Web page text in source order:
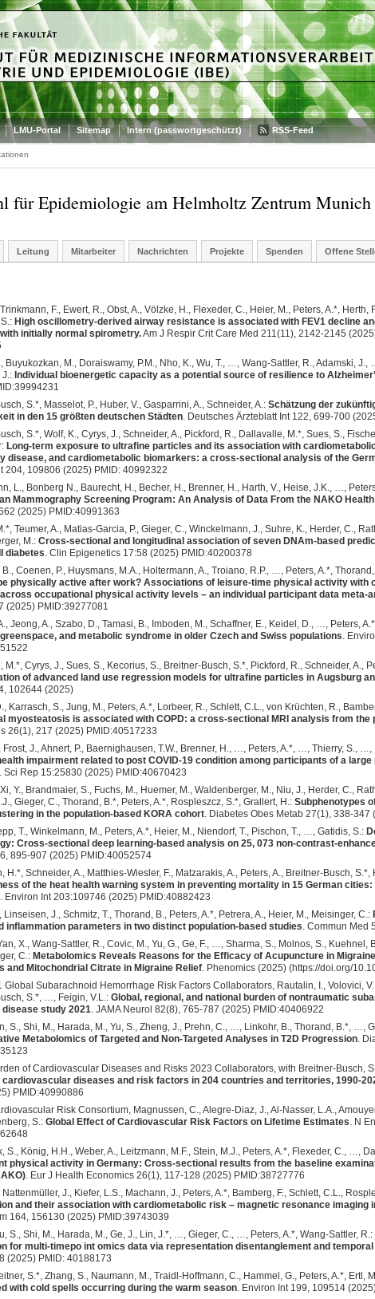
LMU-Portal Sitemap Intern (passwortgeschützt) RSS-Feed
für Epidemiologie am Helmholtz Zentrum Munich
Leitung Mitarbeiter Nachrichten Projekte Spenden Offene
F., Ewert, R., Obst, A., Völzke, H., Flexeder, C., Heier, M., Peters, A.*, Herth,
High oscillometry-derived airway resistance is associated with FEV1 decline
initially normal spirometry.Am J Respir Crit Care Med 211(11), 2142-2145
Buyukozkan, M., Doraiswamy, P.M., Nho, K., Wu, T., …, Wang-Sattler, R., Adamski,
J.: Individual bioenergetic capacity as a potential source of resilience to
S.*, Masselot, P., Huber, V., Gasparrini, A., Schneider, A.:Schätzung der
in den 15 größten deutschen Städten. Deutsches Ärzteblatt Int 122, 699-700
S.*, Wolf, K., Cyrys, J., Schneider, A., Pickford, R., Dallavalle, M.*, Sues, S.,
Long-term exposure to ultrafine particles and its association with
disease, and cardiometabolic biomarkers: a cross-sectional analysis of the
204, 109806 (2025) PMID: 40992322
L., Bonberg N., Baurecht, H., Becher, H., Brenner, H., Harth, V., Heise, J.K., …,
Mammography Screening Program: An Analysis of Data From the NAKO
(2025) PMID:40991363
Teumer, A., Matias-Garcia, P., Gieger, C., Winckelmann, J., Suhre, K., Herder, C.,
M.: Cross-sectional and longitudinal association of seven DNAm-based
diabetes. Clin Epigenetics 17:58 (2025) PMID:40200378
Coenen, P., Huysmans, M.A., Holtermann, A., Troiano, R.P., …, Peters, A.*,
physically active after work? Associations of leisure-time physical activity with
occupational physical activity levels – an individual participant data meta-
(2025) PMID:39277081
Jeong, A., Szabo, D., Tamasi, B., Imboden, M., Schaffner, E., Keidel, D., …, Peters,
and metabolic syndrome in older Czech and Swiss populations.
M.*, Cyrys, J., Sues, S., Kecorius, S., Breitner-Busch, S.*, Pickford, R., Schneider, A.,
of advanced land use regression models for ultrafine particles in Augsburg
102644 (2025)
Karrasch, S., Jung, M., Peters, A.*, Lorbeer, R., Schlett, C.L., von Krüchten, R.,
myosteatosis is associated with COPD: a cross-sectional MRI analysis from the
26(1), 217 (2025) PMID:40517233
Frost, J., Ahnert, P., Baernighausen, T.W., Brenner, H., …, Peters, A.*, …, Thierry, S.,
impairment related to post COVID-19 condition among participants of a
Sci Rep 15:25830 (2025) PMID:40670423
Y., Brandmaier, S., Fuchs, M., Huemer, M., Waldenberger, M., Niu, J., Herder, C.,
Gieger, C., Thorand, B.*, Peters, A.*, Rospleszcz, S.*, Grallert, H.: Subphenotypes
in the population-based KORA cohort. Diabetes Obes Metab 27(1), 338-347
T., Winkelmann, M., Peters, A.*, Heier, M., Niendorf, T., Pischon, T., …, Gatidis, S.:
Cross-sectional deep learning-based analysis on 25, 073 non-contrast-
895-907 (2025) PMID:40052574
H.*, Schneider, A., Matthies-Wiesler, F., Matzarakis, A., Peters, A., Breitner-Busch, S.*,
of the heat health warning system in preventing mortality in 15 German
. Environ Int 203:109746 (2025) PMID:40882423
Linseisen, J., Schmitz, T., Thorand, B., Peters, A.*, Petrera, A., Heier, M., Meisinger, C.:
inflammation parameters in two distinct population-based studies. Commun Med
X., Wang-Sattler, R., Covic, M., Yu, G., Ge, F., …, Sharma, S., Molnos, S., Kuehnel,
C.: Metabolomics Reveals Reasons for the Efficacy of Acupuncture in
and Mitochondrial Citrate in Migraine Relief. Phenomics (2025) (https://doi.org/
Global Subarachnoid Hemorrhage Risk Factors Collaborators, Rautalin, I., Volovici,
S.*, …, Feigin, V.L.: Global, regional, and national burden of nontraumatic
disease study 2021. JAMA Neurol 82(8), 765-787 (2025) PMID:40406922
S., Shi, M., Harada, M., Yu, S., Zheng, J., Prehn, C., …, Linkohr, B., Thorand, B.*, …,
Metabolomics of Targeted and Non-Targeted Analyses in T2D Progression.
of Cardiovascular Diseases and Risks 2023 Collaborators, with Breitner-Busch,
cardiovascular diseases and risk factors in 204 countries and territories, 1990-
PMID:40990886
Risk Consortium, Magnussen, C., Alegre-Diaz, J., Al-Nasser, L.A.,
S.: Global Effect of Cardiovascular Risk Factors on Lifetime Estimates. N
S., König, H.H., Weber, A., Leitzmann, M.F., Stein, M.J., Peters, A.*, Flexeder, C., …,
physical activity in Germany: Cross-sectional results from the baseline
. Eur J Health Economics 26(1), 117-128 (2025) PMID:38727776
J., Kiefer, L.S., Machann, J., Peters, A.*, Bamberg, F., Schlett, C.L.,
and their association with cardiometabolic risk – magnetic resonance imaging
164, 156130 (2025) PMID:39743039
S., Shi, M., Harada, M., Ge, J., Lin, J.*, …, Gieger, C., …, Peters, A.*, Wang-Sattler, R.:
for multi-timepo int omics data via representation disentanglement and
(2025) PMID: 40188173
S.*, Zhang, S., Naumann, M., Traidl-Hoffmann, C., Hammel, G., Peters, A.*, Ertl,
with cold spells occurring during the warm season. Environ Int 199, 109514